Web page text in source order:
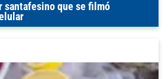
santafesino que se filmó